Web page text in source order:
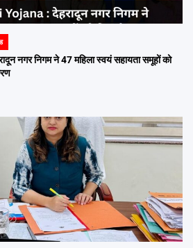
नगर निगम ने 47 महिला स्वयं सहायता समूहों को